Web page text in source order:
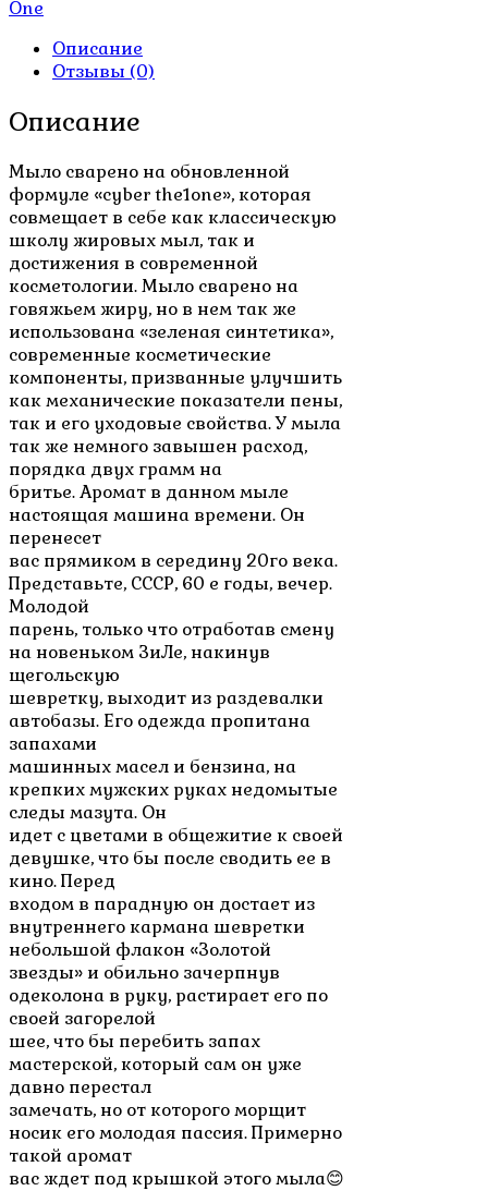
One
Описание
Отзывы (0)
Описание
Мыло сварено на обновленной
формуле «cyber the1one», которая
совмещает в себе как классическую
школу жировых мыл, так и
достижения в современной
косметологии. Мыло сварено на
говяжьем жиру, но в нем так же
использована «зеленая синтетика»,
современные косметические
компоненты, призванные улучшить
как механические показатели пены,
так и его уходовые свойства. У мыла
так же немного завышен расход,
порядка двух грамм на
бритье.Аромат в данном мыле
настоящая машина времени. Он
перенесет
вас прямиком в середину 20го века.
Представьте, СССР, 60 е годы, вечер.
Молодой
парень, только что отработав смену
на новеньком ЗиЛе, накинув
щегольскую
шевретку, выходит из раздевалки
автобазы. Его одежда пропитана
запахами
машинных масел и бензина, на
крепких мужских руках недомытые
следы мазута. Он
идет с цветами в общежитие к своей
девушке, что бы после сводить ее в
кино. Перед
входом в парадную он достает из
внутреннего кармана шевретки
небольшой флакон «Золотой
звезды» и обильно зачерпнув
одеколона в руку, растирает его по
своей загорелой
шее, что бы перебить запах
мастерской, который сам он уже
давно перестал
замечать, но от которого морщит
носик его молодая пассия. Примерно
такой аромат
вас ждет под крышкой этого мыла😊